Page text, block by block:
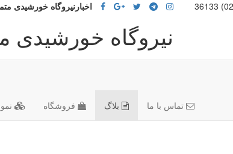
اخبارنیروگاه خورشیدی
نیروگاه خورشیدی
فروشگاه بلاگ تماس با ما